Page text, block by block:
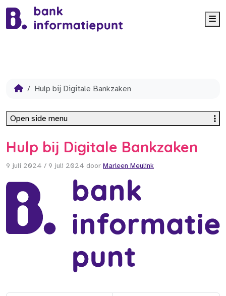
Hulp bij Digitale Bankzaken
Hulp bij Digitale Bankzaken
9 juli 2024 / 9 juli 2024 door Marleen Meulink
Open side menu